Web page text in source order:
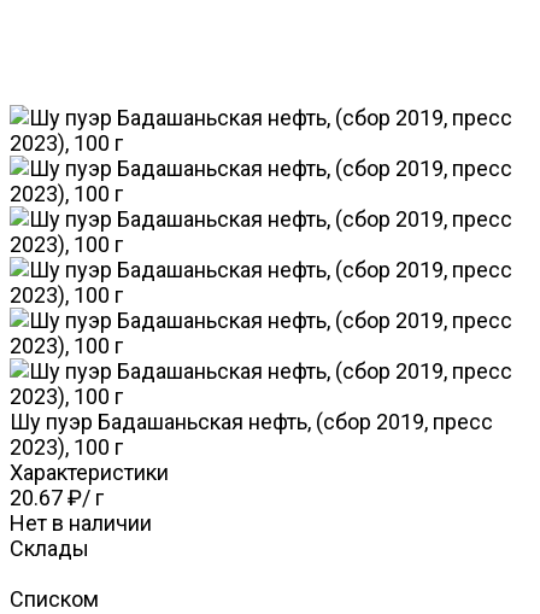
Шу пуэр Бадашаньская нефть, (сбор 2019, пресс
2023), 100 г
Характеристики
20.67 ₽/ г
Нет в наличии
Склады
Списком